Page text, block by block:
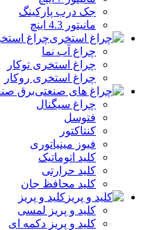
جک درب پارکینگ
مانیتور 4.3 اینچ
چراغ
چراغ آب نما
چراغ استخری توکار
چراغ استخری روکار
برق
چراغ سیگنال
فتوسل
کنتاکتور
فیوز مینیاتوری
کلید اتوماتیک
کلید حرارتی
کلید محافظ جان
کلید و پریز
کلید و پریز لمسی
کلید و پریز دکمه‌ ای